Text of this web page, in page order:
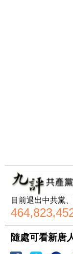
目前退出中共黨
隨處可看新唐